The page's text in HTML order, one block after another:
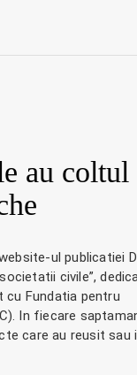
au coltul
ul publicatiei
civile”,
cu Fundatia pentru
In fiecare
care au reusit sau